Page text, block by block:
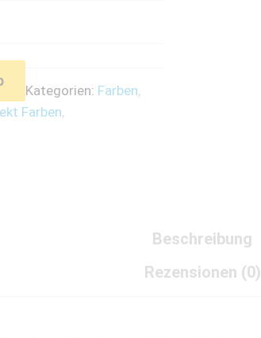
Kategorien: Farben,
Farben,
Beschreibung
Rezensionen (0)